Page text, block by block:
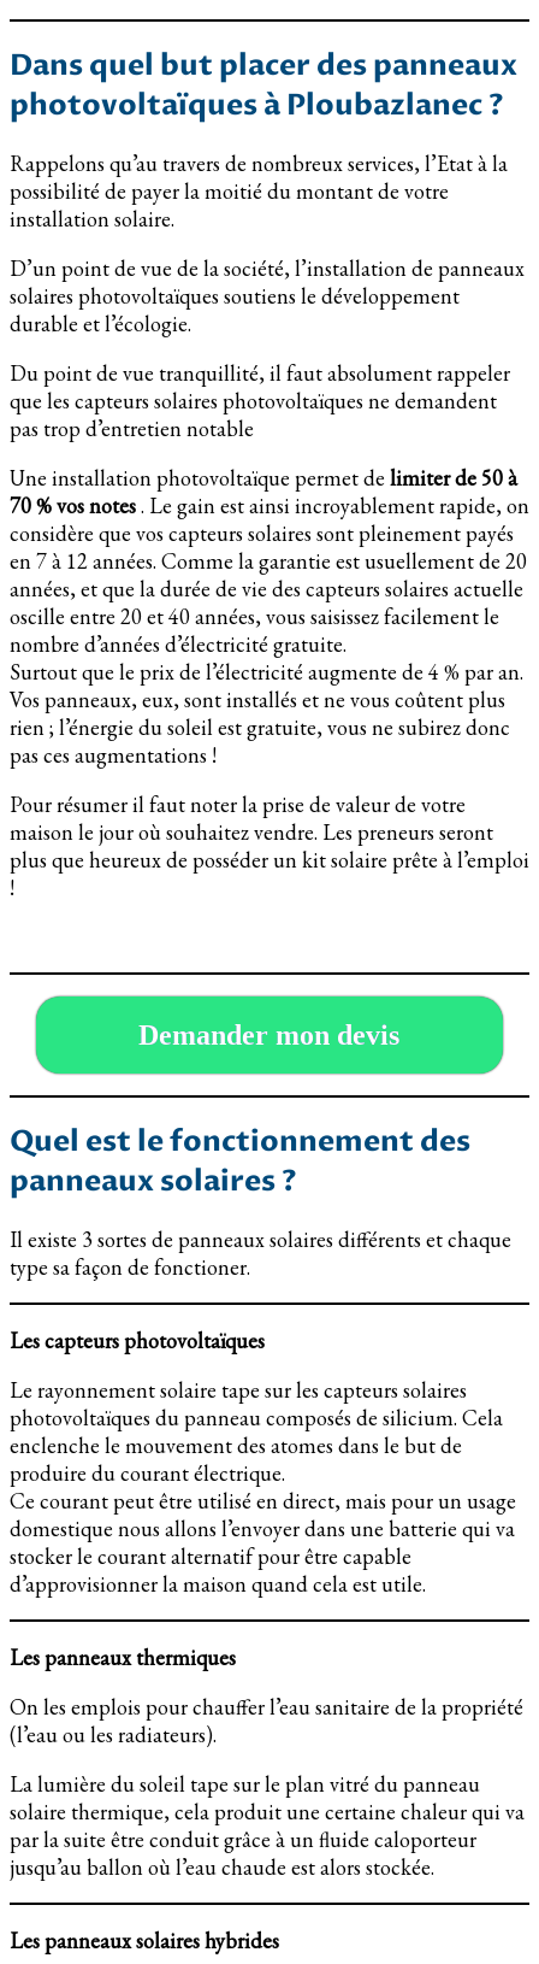
Dans quel but placer des panneaux
photovoltaïques à Ploubazlanec ?
Rappelons qu’au travers de nombreux services, l’Etat à la
possibilité de payer la moitié du montant de votre
installation solaire.
D’un point de vue de la société, l’installation de panneaux
solaires photovoltaïques soutiens le développement
durable et l’écologie.
Du point de vue tranquillité, il faut absolument rappeler
que les capteurs solaires photovoltaïques ne demandent
pas trop d’entretien notable
Une installation photovoltaïque permet de limiter de 50 à
70 % vos notes. Le gain est ainsi incroyablement rapide, on
considère que vos capteurs solaires sont pleinement payés
en 7 à 12 années. Comme la garantie est usuellement de 20
années, et que la durée de vie des capteurs solaires actuelle
oscille entre 20 et 40 années, vous saisissez facilement le
nombre d’années d’électricité gratuite.
Surtout que le prix de l’électricité augmente de 4 % par an.
Vos panneaux, eux, sont installés et ne vous coûtent plus
rien ; l’énergie du soleil est gratuite, vous ne subirez donc
pas ces augmentations !
Pour résumer il faut noter la prise de valeur de votre
maison le jour où souhaitez vendre. Les preneurs seront
plus que heureux de posséder un kit solaire prête à l’emploi
!
Demander mon devis
Quel est le fonctionnement des
panneaux solaires ?
Il existe 3 sortes de panneaux solaires différents et chaque
type sa façon de fonctioner.
Les capteurs photovoltaïques
Le rayonnement solaire tape sur les capteurs solaires
photovoltaïques du panneau composés de silicium. Cela
enclenche le mouvement des atomes dans le but de
produire du courant électrique.
Ce courant peut être utilisé en direct, mais pour un usage
domestique nous allons l’envoyer dans une batterie qui va
stocker le courant alternatif pour être capable
d’approvisionner la maison quand cela est utile.
Les panneaux thermiques
On les emplois pour chauffer l’eau sanitaire de la propriété
(l’eau ou les radiateurs).
La lumière du soleil tape sur le plan vitré du panneau
solaire thermique, cela produit une certaine chaleur qui va
par la suite être conduit grâce à un fluide caloporteur
jusqu’au ballon où l’eau chaude est alors stockée.
Les panneaux solaires hybrides